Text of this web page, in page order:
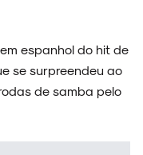
espanhol do hit de
se surpreendeu ao
de samba pelo